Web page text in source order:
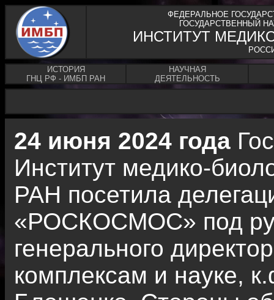
ФЕДЕРАЛЬНОЕ
ГОСУДАРСТВЕННЫЙ
ИНСТИТУТ
ИСТОРИЯ
ГНЦ РФ - ИМБП РАН
НАУЧНАЯ
ДЕЯТЕЛЬНОСТЬ
24 июня 2024 года
Институт медико-
РАН посетила
«РОСКОСМОС» под
генерального
комплексам и науке,